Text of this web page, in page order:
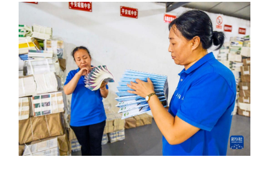
台湾 思客智库 全球连线 教育
科技 量子 体育
文化 健康 军事
访谈 视频 图片 政务
法律 中央文件 金融 汽车
食品 人居 信息化 数字经济